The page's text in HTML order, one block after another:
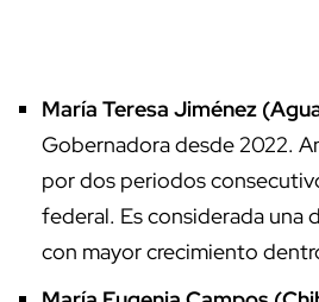
María Teresa Jiménez
Gobernadora desde 2022.
por dos periodos
federal. Es considerada una
con mayor crecimiento